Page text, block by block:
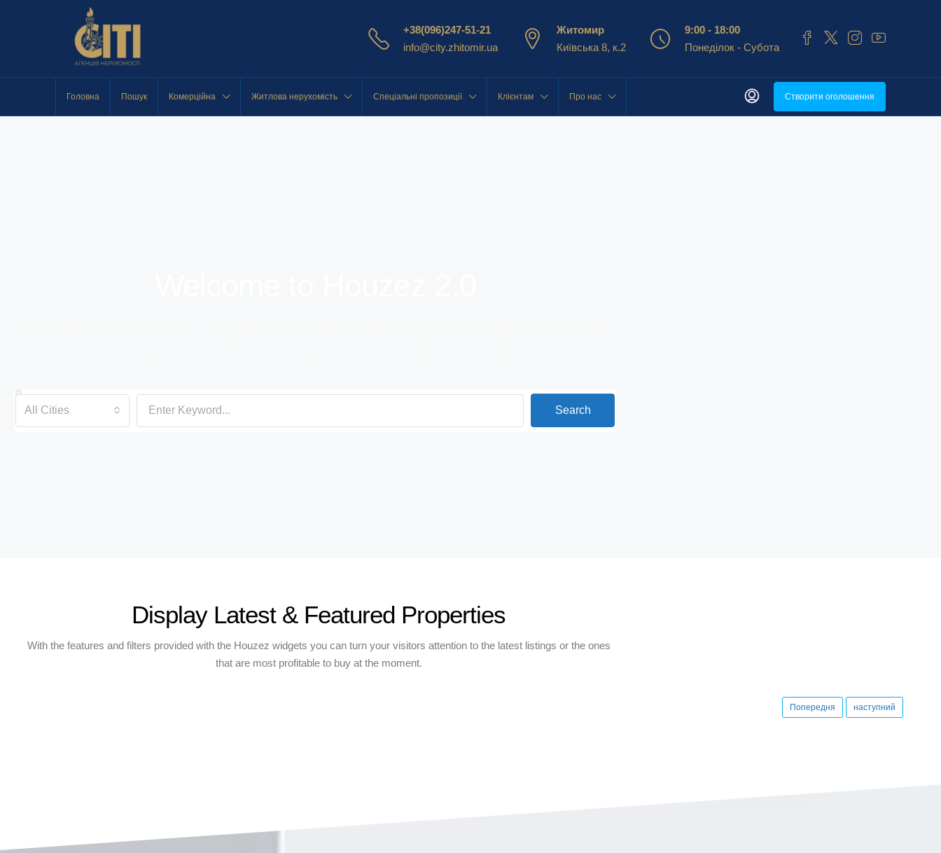
+38(096)247-51-21
info@city.zhitomir.ua
Житомир
Київська 8, к.2
9:00 - 18:00
Понеділок - Субота
Головна Пошук Комерційна Житлова нерухомість Спеціальні пропозиції Клієнтам Про нас Створити оголошення
All Cities Search
Display Latest & Featured Properties
With the features and filters provided with the Houzez widgets you can turn your visitors attention to the latest listings or the ones
that are most profitable to buy at the moment.
Попередня наступний